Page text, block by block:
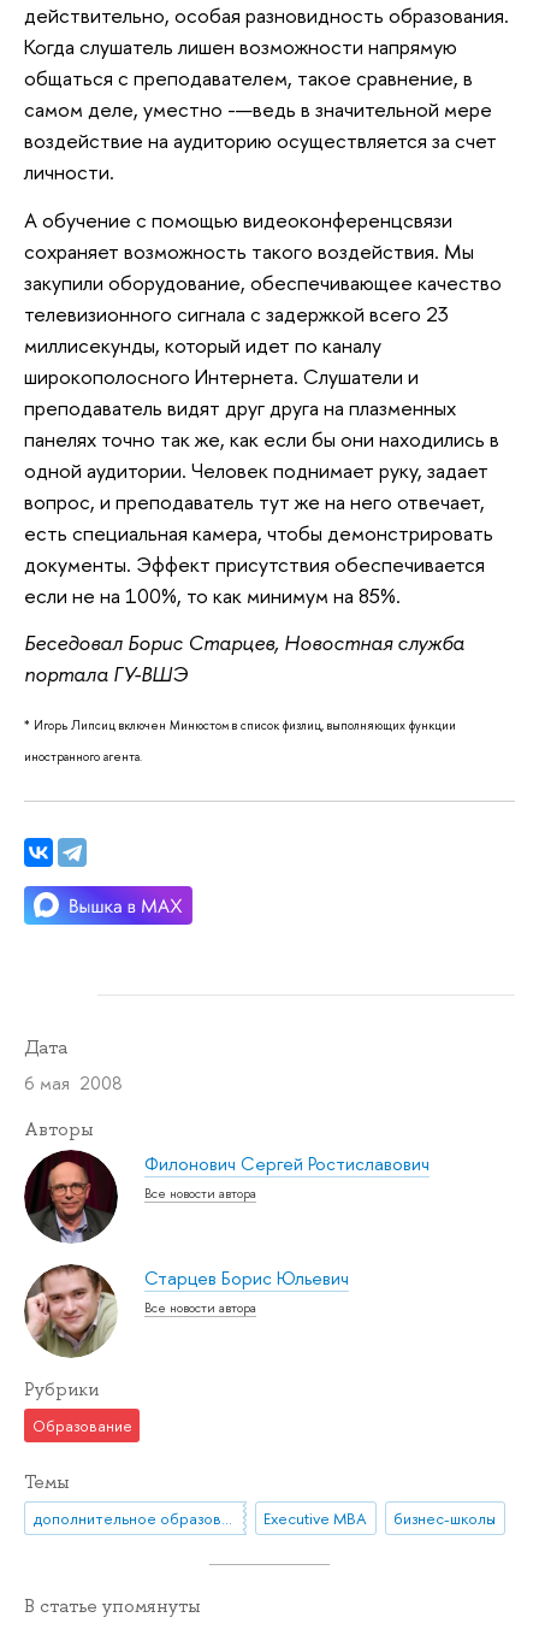
действительно, особая разновидность образования.
Когда слушатель лишен возможности напрямую
общаться с преподавателем, такое сравнение, в
самом деле, уместно -—ведь в значительной мере
воздействие на аудиторию осуществляется за счет
личности.
А обучение с помощью видеоконференцсвязи
сохраняет возможность такого воздействия. Мы
закупили оборудование, обеспечивающее качество
телевизионного сигнала с задержкой всего 23
миллисекунды, который идет по каналу
широкополосного Интернета. Слушатели и
преподаватель видят друг друга на плазменных
панелях точно так же, как если бы они находились в
одной аудитории. Человек поднимает руку, задает
вопрос, и преподаватель тут же на него отвечает,
есть специальная камера, чтобы демонстрировать
документы. Эффект присутствия обеспечивается
если не на 100%, то как минимум на 85%.
Беседовал Борис Старцев, Новостная служба
портала ГУ-ВШЭ
* Игорь Липсиц включен Минюстом в список физлиц, выполняющих функции
иностранного агента.
Дата
6 мая 2008
Авторы
Филонович Сергей Ростиславович
Все новости автора
Старцев Борис Юльевич
Все новости автора
Рубрики
Образование
Темы
дополнительное образование Executive MBA бизнес-школы
В статье упомянуты